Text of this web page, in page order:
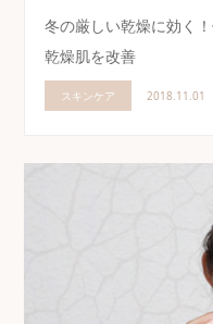
冬の厳しい乾燥に効く
乾燥肌を改善
スキンケア 2018.11.01